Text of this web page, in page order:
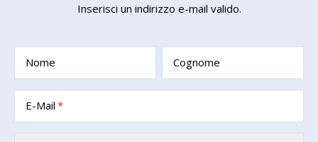
Inserisci un indirizzo e-mail valido.
Nome Cognome
E-Mail